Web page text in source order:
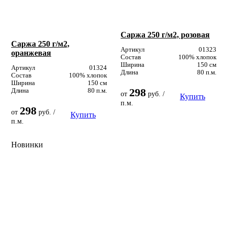
Саржа 250 г/м2,
оранжевая
Артикул
01324
Состав
100% хлопок
Ширина
150 см
Длина
80 п.м.
от 298 руб. /
п.м.
Купить
Саржа 250 г/м2, розовая
Артикул
01323
Состав
100% хлопок
Ширина
150 см
Длина
80 п.м.
от 298 руб. /
п.м.
Купить
Новинки